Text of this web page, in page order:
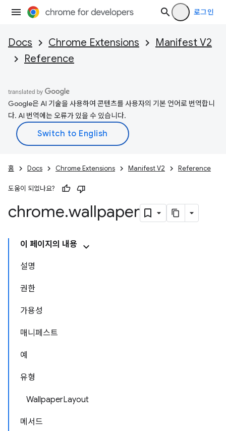
로그인
Docs Chrome Extensions
Manifest V2
Reference
Google은 AI 기술을 사용하여 콘텐츠를 사용자의 기본 언어로 번역합니
다. AI 번역에는 오류가 있을 수 있습니다.
홈 Docs Chrome Extensions Manifest V2 Reference
도움이 되었나요?
chrome.wallpaper
이 페이지의 내용
설명
권한
가용성
매니페스트
예
유형
WallpaperLayout
메서드